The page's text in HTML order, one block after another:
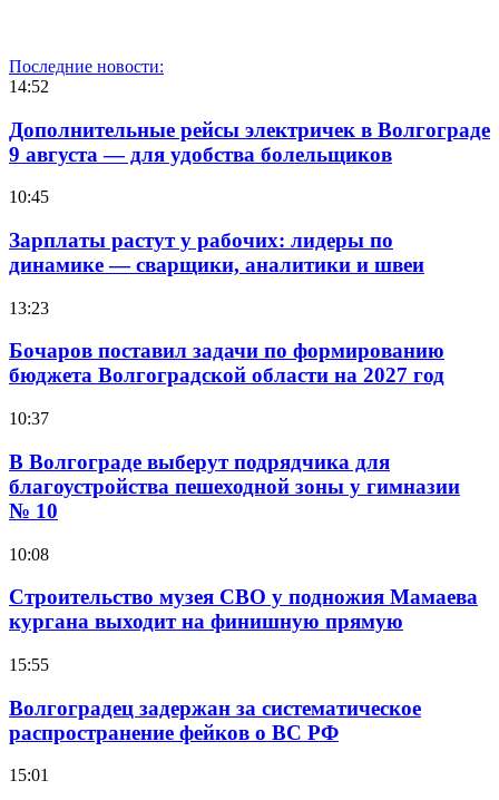
Последние новости:
14:52
Дополнительные рейсы электричек в Волгограде
9 августа — для удобства болельщиков
10:45
Зарплаты растут у рабочих: лидеры по
динамике — сварщики, аналитики и швеи
13:23
Бочаров поставил задачи по формированию
бюджета Волгоградской области на 2027 год
10:37
В Волгограде выберут подрядчика для
благоустройства пешеходной зоны у гимназии
№ 10
10:08
Строительство музея СВО у подножия Мамаева
кургана выходит на финишную прямую
15:55
Волгоградец задержан за систематическое
распространение фейков о ВС РФ
15:01